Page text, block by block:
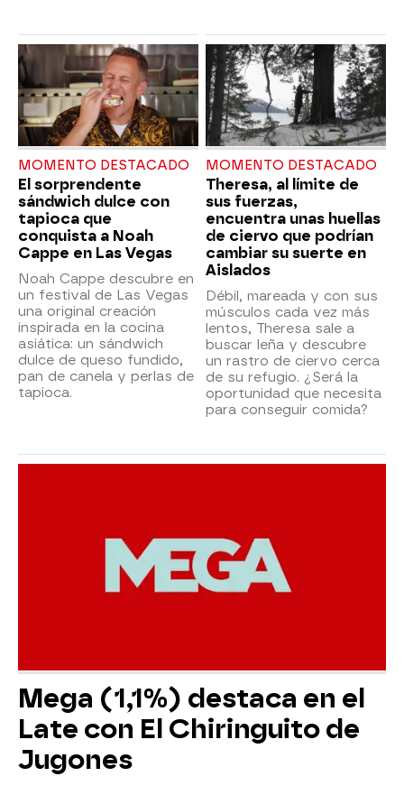
MOMENTO DESTACADO
El sorprendente
sándwich dulce con
tapioca que
conquista a Noah
Cappe en Las Vegas
Noah Cappe descubre en
un festival de Las Vegas
una original creación
inspirada en la cocina
asiática: un sándwich
dulce de queso fundido,
pan de canela y perlas de
tapioca.
MOMENTO DESTACADO
Theresa, al límite de
sus fuerzas,
encuentra unas huellas
de ciervo que podrían
cambiar su suerte en
Aislados
Débil, mareada y con sus
músculos cada vez más
lentos, Theresa sale a
buscar leña y descubre
un rastro de ciervo cerca
de su refugio. ¿Será la
oportunidad que necesita
para conseguir comida?
Mega (1,1%) destaca en el
Late con El Chiringuito de
Jugones